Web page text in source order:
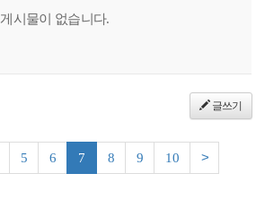
게시물이 없습니다.
글쓰기
5 6 7 8 9 10 >